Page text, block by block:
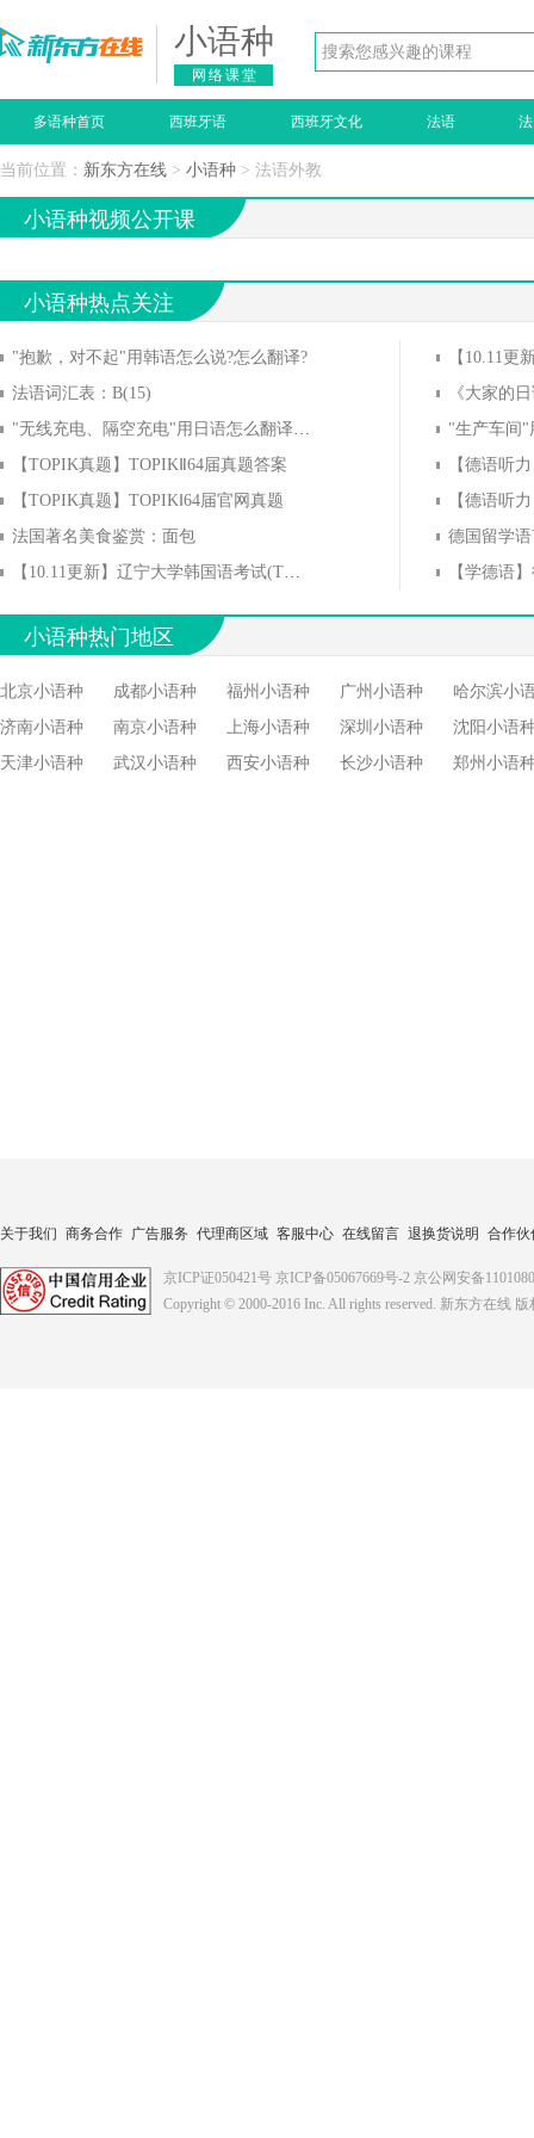
小语种
网络课堂
多语种首页 西班牙语 西班牙文化 法语
当前位置： 新东方在线 > 小语种 > 法语外教
小语种视频公开课
小语种热点关注
"抱歉，对不起"用韩语怎么说?怎么翻译?
法语词汇表：B(15)
"无线充电、隔空充电"用日语怎么翻译？用日语怎么说？
【TOPIK真题】TOPIKⅡ64届真题答案
【TOPIK真题】TOPIKⅠ64届官网真题
法国著名美食鉴赏：面包
【10.11更新】辽宁大学韩国语考试(TOPIK)入校要求
《大家的
德国留学
小语种热门地区
北京小语种 成都小语种 福州小语种 广州小语种
哈尔滨小
济南小语种
南京小语种 上海小语种 深圳小语种
沈阳小语
天津小语种
武汉小语种 西安小语种 长沙小语种 郑州小语
关于我们 商务合作 广告服务 代理商区域 客服中心 在线留言 退换货说明 合作伙
京ICP证050421号 京ICP备05067669号-2 京公网安备
Copyright © 2000-2016 Inc. All rights reserved. 新东方在线